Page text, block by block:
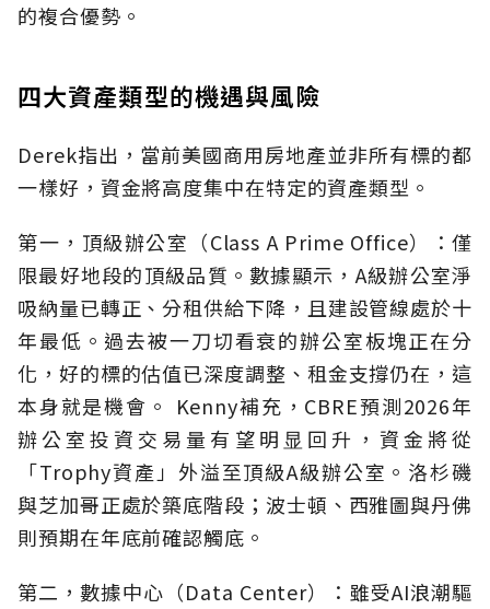
的複合優勢。
四大資產類型的機遇與風險
Derek指出，當前美國商用房地產並非所有標的都
一樣好，資金將高度集中在特定的資產類型。
第一，頂級辦公室（Class A Prime Office）：僅
限最好地段的頂級品質。數據顯示，A級辦公室淨
吸納量已轉正、分租供給下降，且建設管線處於十
年最低。過去被一刀切看衰的辦公室板塊正在分
化，好的標的估值已深度調整、租金支撐仍在，這
本身就是機會。 Kenny補充，CBRE預測2026年
辦公室投資交易量有望明显回升，資金將從
「Trophy資產」外溢至頂級A級辦公室。洛杉磯
與芝加哥正處於築底階段；波士頓、西雅圖與丹佛
則預期在年底前確認觸底。
第二，數據中心（Data Center）：雖受AI浪潮驅